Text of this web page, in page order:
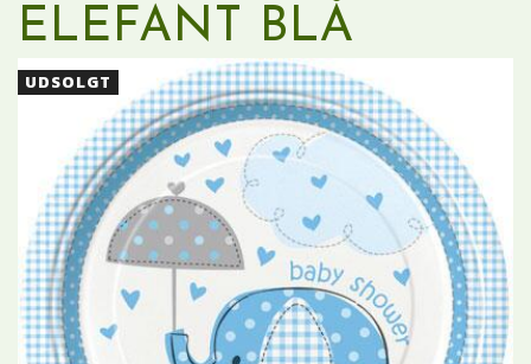
ELEFANT BLÅ
UDSOLGT